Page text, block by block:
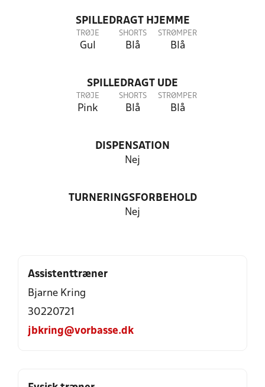
SPILLEDRAGT HJEMME
TRØJE
Gul
SHORTS
Blå
STRØMPER
Blå
SPILLEDRAGT UDE
TRØJE
Pink
SHORTS
Blå
STRØMPER
Blå
DISPENSATION
Nej
TURNERINGSFORBEHOLD
Nej
Assistenttræner
Bjarne Kring
30220721
jbkring@vorbasse.dk